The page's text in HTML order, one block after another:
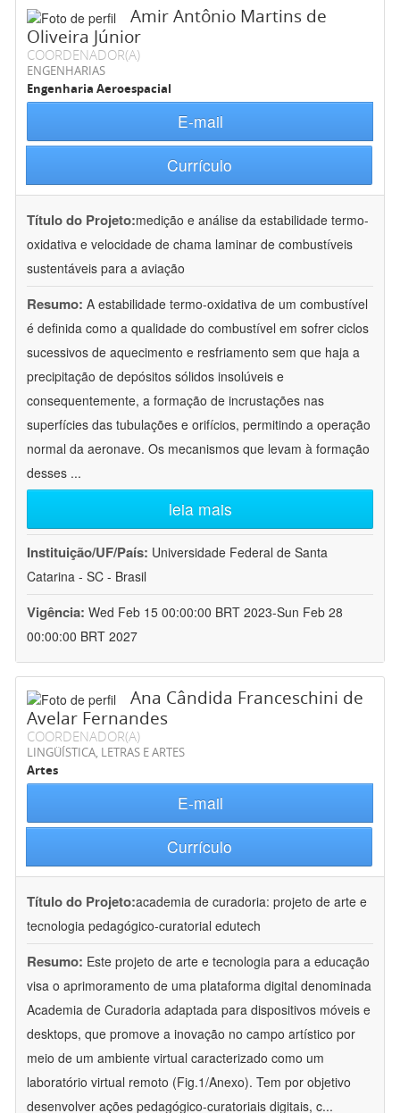
Amir Antônio Martins de
Oliveira Júnior
COORDENADOR(A)
ENGENHARIAS
Engenharia Aeroespacial
E-mail
Currículo
Título do Projeto:medição e análise da estabilidade termo-
oxidativa e velocidade de chama laminar de combustíveis
sustentáveis para a aviação
Resumo: A estabilidade termo-oxidativa de um combustível
é definida como a qualidade do combustível em sofrer ciclos
sucessivos de aquecimento e resfriamento sem que haja a
precipitação de depósitos sólidos insolúveis e
consequentemente, a formação de incrustações nas
superfícies das tubulações e orifícios, permitindo a operação
normal da aeronave. Os mecanismos que levam à formação
desses ...
leia mais
Instituição/UF/País: Universidade Federal de Santa
Catarina - SC - Brasil
Vigência: Wed Feb 15 00:00:00 BRT 2023-Sun Feb 28
00:00:00 BRT 2027
Ana Cândida Franceschini de
Avelar Fernandes
COORDENADOR(A)
LINGÜÍSTICA, LETRAS E ARTES
Artes
E-mail
Currículo
Título do Projeto:academia de curadoria: projeto de arte e
tecnologia pedagógico-curatorial edutech
Resumo: Este projeto de arte e tecnologia para a educação
visa o aprimoramento de uma plataforma digital denominada
Academia de Curadoria adaptada para dispositivos móveis e
desktops, que promove a inovação no campo artístico por
meio de um ambiente virtual caracterizado como um
laboratório virtual remoto (Fig.1/Anexo). Tem por objetivo
desenvolver ações pedagógico-curatoriais digitais, c...